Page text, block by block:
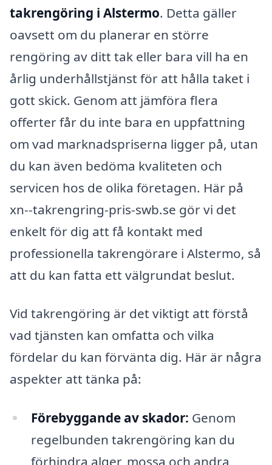
takrengöring i Alstermo. Detta gäller
oavsett om du planerar en större
rengöring av ditt tak eller bara vill ha en
årlig underhållstjänst för att hålla taket i
gott skick. Genom att jämföra flera
offerter får du inte bara en uppfattning
om vad marknadspriserna ligger på, utan
du kan även bedöma kvaliteten och
servicen hos de olika företagen. Här på
xn--takrengring-pris-swb.se gör vi det
enkelt för dig att få kontakt med
professionella takrengörare i Alstermo, så
att du kan fatta ett välgrundat beslut.
Vid takrengöring är det viktigt att förstå
vad tjänsten kan omfatta och vilka
fördelar du kan förvänta dig. Här är några
aspekter att tänka på:
Förebyggande av skador: Genom
regelbunden takrengöring kan du
förhindra alger, mossa och andra